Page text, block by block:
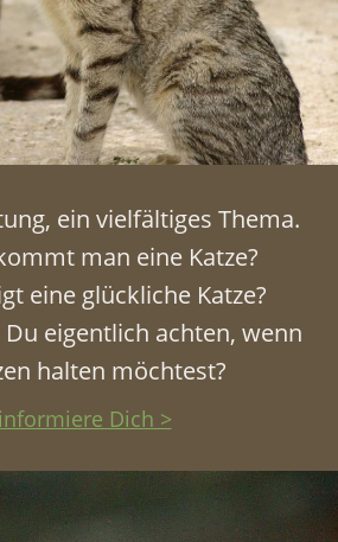
ein vielfältiges Thema.
man eine Katze?
eine glückliche Katze?
eigentlich achten, wenn
halten möchtest?
Dich >